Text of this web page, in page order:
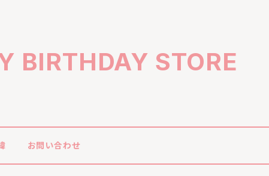
BIRTHDAY STORE
お問い合わせ